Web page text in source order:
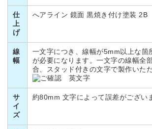
仕
上
げ
へアライン 鏡面 黒焼き付け塗装 2B
線
幅
一文字につき、線幅が5mm以上な箇
が必要になります。一文字の線幅全
合、スタッド付きの文字で製作いた
サ
イ
ズ
約80mm 文字によって誤差がござい